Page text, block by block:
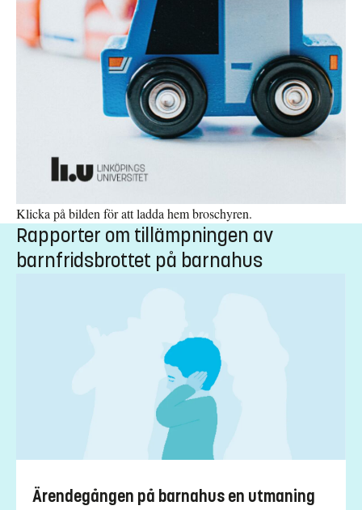
inte har en sådan relation till den misstänkte att hen inte kan ta
tillvara på barnets rätt, utses istället ett målsägandebiträde.
Lag (1999:997) om särskild företrädare för barn
Klicka på bilden för att ladda hem broschyren.
Rapporter om tillämpningen av
barnfridsbrottet på barnahus
Ärendegången på barnahus en utmaning